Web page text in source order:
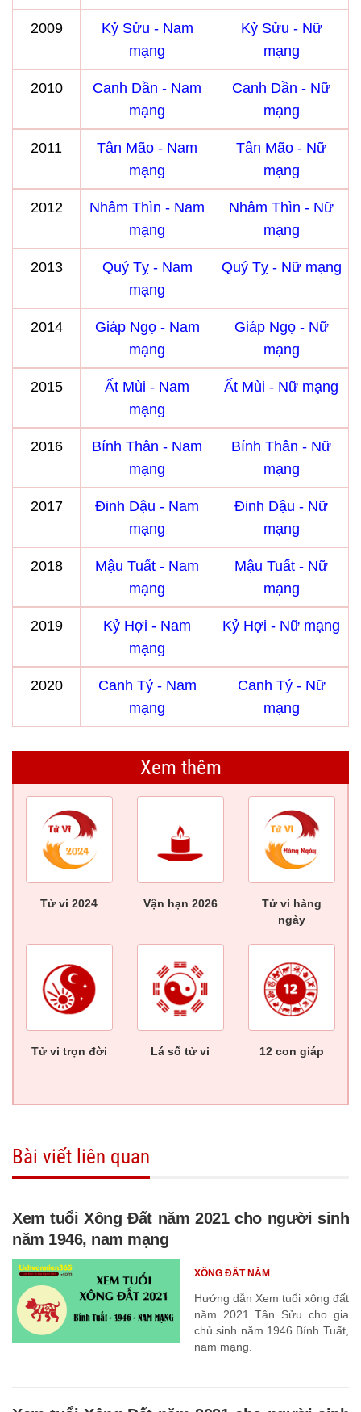
2009
Kỷ Sửu - Nam
mạng
Kỷ Sửu - Nữ
mạng
2010
Canh Dần - Nam
mạng
Canh Dần - Nữ
mạng
2011
Tân Mão - Nam
mạng
Tân Mão - Nữ
mạng
2012
Nhâm Thìn - Nam
mạng
Nhâm Thìn - Nữ
mạng
2013
Quý Tỵ - Nam
mạng
Quý Tỵ - Nữ mạng
2014
Giáp Ngọ - Nam
mạng
Giáp Ngọ - Nữ
mạng
2015
Ất Mùi - Nam
mạng
Ất Mùi - Nữ mạng
2016
Bính Thân - Nam
mạng
Bính Thân - Nữ
mạng
2017
Đinh Dậu - Nam
mạng
Đinh Dậu - Nữ
mạng
2018
Mậu Tuất - Nam
mạng
Mậu Tuất - Nữ
mạng
2019
Kỷ Hợi - Nam
mạng
Kỷ Hợi - Nữ mạng
2020
Canh Tý - Nam
mạng
Canh Tý - Nữ
mạng
Xem thêm
Tử vi 2024 Vận hạn 2026
Tử vi hàng
ngày
Tử vi trọn đời Lá số tử vi 12 con giáp
Bài viết liên quan
Xem tuổi Xông Đất năm 2021 cho người sinh
năm 1946, nam mạng
Hướng dẫn Xem tuổi xông đất
năm 2021 Tân Sửu cho gia
chủ sinh năm 1946 Bính Tuất,
nam mạng.
XÔNG ĐẤT NĂM